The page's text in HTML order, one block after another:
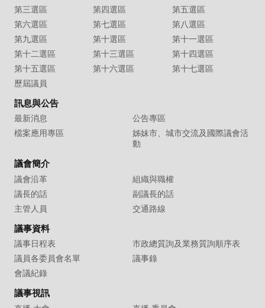
第三選區
第四選區
第五選區
第六選區
第七選區
第八選區
第九選區
第十選區
第十一選區
第十二選區
第十三選區
第十四選區
第十五選區
第十六選區
第十七選區
歷屆議員
訊息與公告
最新消息
公告專區
檔案應用專區
姊妹市、城市交流及國際議會活
動
議會簡介
議會沿革
組織與職權
議長的話
副議長的話
主管人員
交通路線
議事資料
議事日程表
市政總質詢及業務質詢順序表
議員各委員會名單
議事錄
會議紀錄
議事視訊